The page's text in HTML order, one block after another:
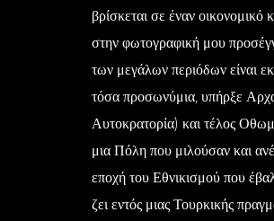
βρίσκεται σε έναν
στην φωτογραφική μου
των μεγάλων περιόδων είναι
τόσα προσωνύμια, υπήρξε
Αυτοκρατορία) και τέλος
μια Πόλη που μιλούσαν και
εποχή του Εθνικισμού που
ζει εντός μιας Τουρκικής